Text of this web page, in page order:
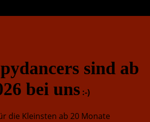
sind ab
bei uns :-)
die Kleinsten ab 20 Monate